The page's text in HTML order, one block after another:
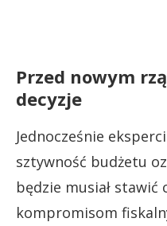
Przed nowym
decyzje
Jednocześnie
sztywność budżetu
będzie musiał stawić
kompromisom